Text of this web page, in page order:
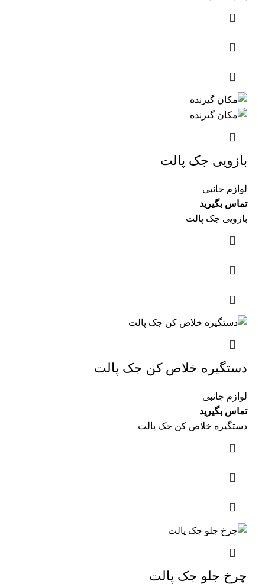
بازویی جک پالت
لوازم جانبی
تماس بگیرید
بازویی جک پالت
دستگیره خلاص کن جک پالت
لوازم جانبی
تماس بگیرید
دستگیره خلاص کن جک پالت
چرخ جلو جک پالت